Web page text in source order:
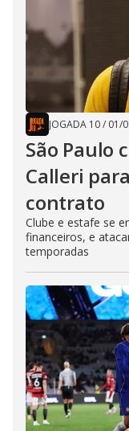
JOGADA 10/ 01/
São Paulo
Calleri
contrato
Clube e estafe se
financeiros, e
temporadas